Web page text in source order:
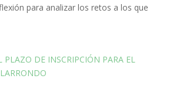
para analizar los retos a los que